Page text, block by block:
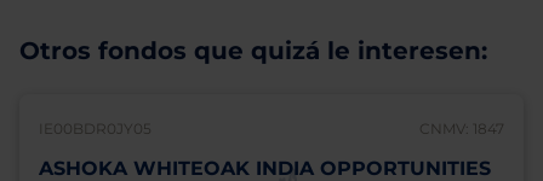
Otros fondos que quizá le interesen:
IE00BDR0JY05 CNMV: 1847
ASHOKA WHITEOAK INDIA OPPORTUNITIES